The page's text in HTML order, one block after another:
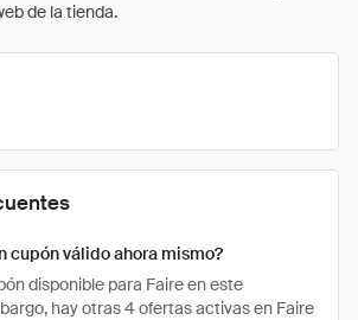
de la tienda.
cupón válido ahora mismo?
disponible para Faire en este
hay otras 4 ofertas activas en Faire